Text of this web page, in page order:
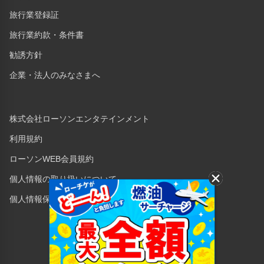
旅行業登録証
旅行業約款・条件書
勧誘方針
企業・法人のみなさまへ
株式会社ローソンエンタテインメント
利用規約
ローソンWEB会員規約
個人情報の取り扱いについて
個人情報保護方針
Copyright © 1998 Lawson Entertainment, Inc.